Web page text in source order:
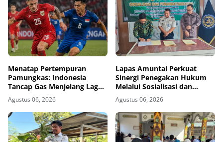
Menatap Pertempuran
Pamungkas: Indonesia
Tancap Gas Menjelang Laga
Krusial Kontra Singapura
Agustus 06, 2026
Lapas Amuntai Perkuat
Sinergi Penegakan Hukum
Melalui Sosialisasi dan
Penandatanganan MoU
Sidang Pembacaan Putusan
Banding
Agustus 06, 2026